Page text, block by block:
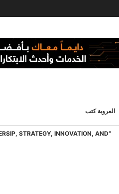
العروبة كتب
“THE NETCAST” — WHERE LEADERSIP, STRATEGY, INNOVATION, AND...